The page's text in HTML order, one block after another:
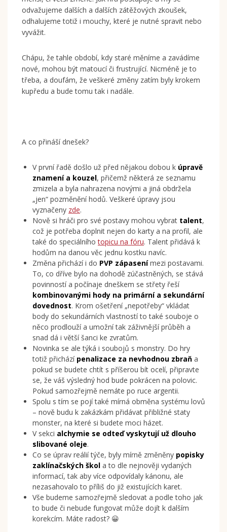
odvažujeme dalších a dalších zátěžových zkoušek,
odhalujeme totiž i mouchy, které je nutné spravit nebo
vyvážit.
Chápu, že tahle období, kdy staré měníme a zavádíme
nové, mohou být matoucí či frustrující. Nicméně je to
třeba, a doufám, že veškeré změny zatím byly krokem
kupředu a bude tomu tak i nadále.
A co přináší dnešek?
V první řadě došlo už před nějakou dobou k úpravě
znamení a kouzel, přičemž některá ze seznamu
zmizela a byla nahrazena novými a jiná obdržela
„jen“ pozměnění hodů. Veškeré úpravy jsou
vyznačeny zde.
Nově si hráči pro své postavy mohou vybrat talent,
což je potřeba doplnit nejen do karty a na profil, ale
také do speciálníhotopicu na fóru. Talent přidává k
hodům na danou věc jednu kostku navíc.
Změna přichází i do PVP zápasenímezi postavami.
To, co dříve bylo na dohodě zúčastněných, se stává
povinností a počínaje dneškem se střety řeší
kombinovanými hody na primární a sekundární
dovednost. Krom ošetření „nepotřeby“ vkládat
body do sekundárních vlastností to také souboje o
něco prodlouží a umožní tak záživnější průběh a
snad dá i větší šanci ke zvratům.
Novinka se ale týká i soubojů s monstry. Do hry
totiž přichází penalizace za nevhodnou zbraň a
pokud se budete chtít s příšerou bít ocelí, připravte
se, že váš výsledný hod bude pokrácen na polovic.
Pokud samozřejmě nemáte po ruce argentii.
Spolu s tím se pojí také mírná obměna systému lovů
– nově budu k zakázkám přidávat přibližné staty
monster, na které si budete moci házet.
V sekci alchymie se odteď vyskytují už dlouho
slibované oleje.
Co se úprav reálií týče, byly mírně změněny popisky
zaklínačských škol a to dle nejnověji vydaných
informací, tak aby více odpovídaly kánonu, ale
nezasahovalo to příliš do již existujících karet.
Vše budeme samozřejmě sledovat a podle toho jak
to bude či nebude fungovat může dojít k dalším
korekcím. Máte radost? 😀